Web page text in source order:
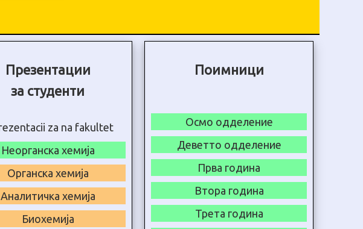
Презентации
за студенти
Неорганска хемија
Органска хемија
Аналитичка хемија
Биохемија
Поимници
Осмо одделение
Деветто одделение
Прва година
Втора година
Трета година